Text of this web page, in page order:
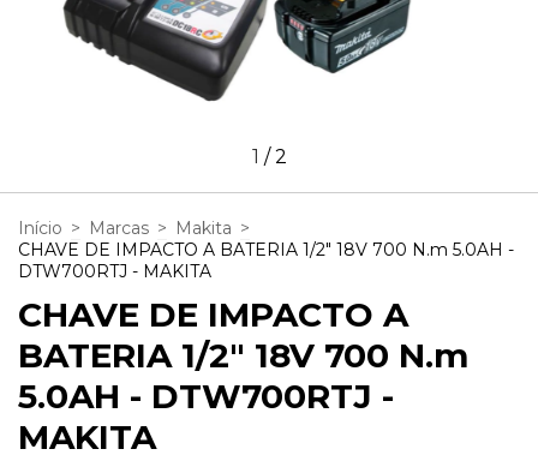
1 /2
Início > Marcas > Makita >
CHAVE DE IMPACTO A BATERIA 1/2" 18V 700 N.m 5.0AH -
DTW700RTJ - MAKITA
CHAVE DE IMPACTO A
BATERIA 1/2" 18V 700 N.m
5.0AH - DTW700RTJ -
MAKITA